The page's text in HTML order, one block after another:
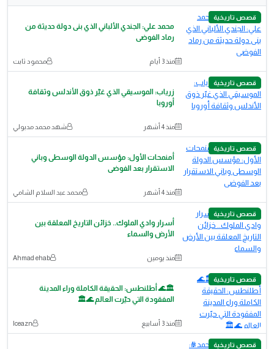
قصص تاريخية
محمد علي: الجندي الألباني الذي بنى دولة حديثة من
رماد الفوضى
منذ 3 أيام محمود ثابت
قصص تاريخية
زرياب: الموسيقي الذي غيّر ذوق الأندلس وثقافة
أوروبا
منذ 4 أشهر شهد محمد مدبولي
قصص تاريخية
أمنمحات الأول: مؤسس الدولة الوسطى وباني
الاستقرار بعد الفوضى
منذ 4 أشهر محمد عبد السلام الشامي
قصص تاريخية
أسرار وادي الملوك.. خزائن التاريخ المعلقة بين
الأرض والسماء
منذ يومين Ahmad ehab
قصص تاريخية
🏛️🌊 أطلنطس: الحقيقة الكاملة وراء المدينة
المفقودة التي حيّرت العالم 🌊🏛️
منذ 3 أسابيع Iceazn
قصص تاريخية